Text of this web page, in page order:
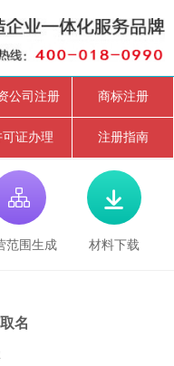
公司注册 商标注册
可证办理 注册指南

范围生成

材料下载
名